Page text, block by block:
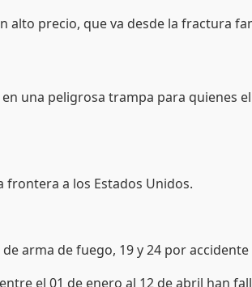
alto precio, que va desde la fractura
una peligrosa trampa para quienes
frontera a los Estados Unidos.
arma de fuego, 19 y 24 por accidente
el 01 de enero al 12 de abril han